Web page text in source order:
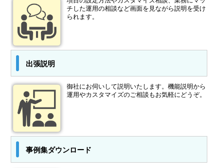
チした運用の相談など画面を見ながら説明を受け
られます。
出張説明
御社にお伺いして説明いたします。機能説明から
運用やカスタマイズのご相談もお気軽にどうぞ。
事例集ダウンロード